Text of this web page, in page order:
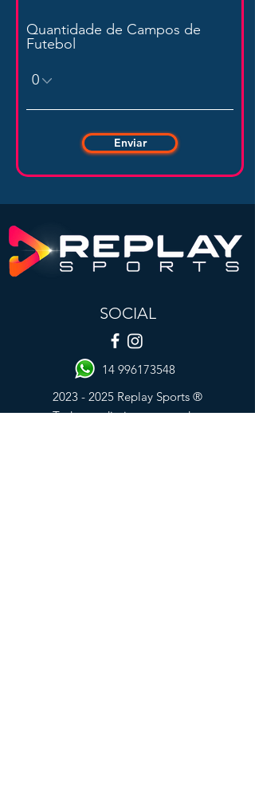
Quantidade de Campos de
Futebol
Enviar
SOCIAL
14 996173548
2023 - 2025 Replay Sports ®
Todos os direitos reservados